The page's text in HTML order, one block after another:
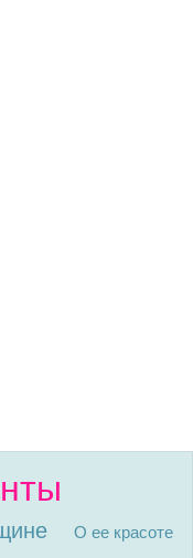
О ее красоте